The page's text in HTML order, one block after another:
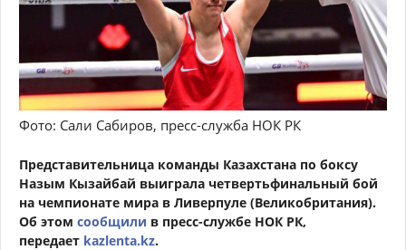
Фото: Сали Сабиров, пресс-служба НОК РК
Представительница команды Казахстана по боксу
Назым Кызайбай выиграла четвертьфинальный бой
на чемпионате мира в Ливерпуле (Великобритания).
Об этом сообщили в пресс-службе НОК РК,
передает kazlenta.kz.